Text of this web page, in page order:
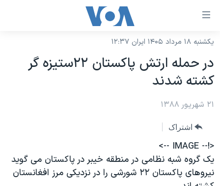
لینکهای
دسترسی
جهش
به
محتوای
اصلی
صفحه
اصلی
جهش
به
نسخه سبک وب‌سایت
موضوع ها
ایران
آمریکا
جهان
ورزشی
گزیده‌ها
برنامه های تلویزیونی
جدول برنامه ها
صفحه‌های ویژه
جام جهانی ۲۰۲۶
عملیات خشم حماسی
فرکانس‌های صدای آمریکا
پخش رادیویی
یکشنبه ۱۸ مرداد ۱۴۰۵ ایران ۱۲:۳۷
در حمله ارتش پاکستان ۲۲ستیزه گر
کشته شدند
۲۱ شهریور ۱۳۸۸
اشتراک
<!-- IMAGE -->
یک گروه شبه نظامی در منطقه خیبر در پاکستان می گوید
نیروهای پاکستان ۲۲ شورشی را در نزدیکی مرز افغانستان